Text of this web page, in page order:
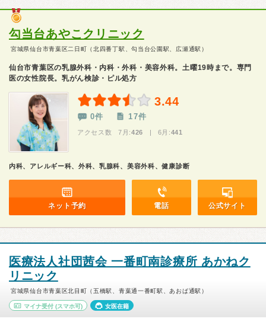
勾当台あやこクリニック
宮城県仙台市青葉区二日町（北四番丁駅、勾当台公園駅、広瀬通駅）
仙台市青葉区の乳腺外科・内科・外科・美容外科。土曜19時まで。専門
医の女性院長。乳がん検診・ピル処方
3.44
0件 17件
アクセス数 7月:426 | 6月:441
内科、アレルギー科、外科、乳腺科、美容外科、健康診断
ネット予約 電話 公式サイト
医療法人社団茜会 一番町南診療所 あかねク
リニック
宮城県仙台市青葉区北目町（五橋駅、青葉通一番町駅、あおば通駅）
マイナ受付 (スマホ可) 女医在籍